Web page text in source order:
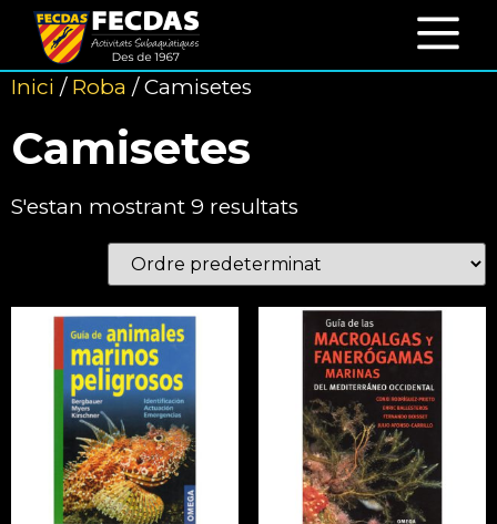
Inici / Roba / Camisetes
Camisetes
S'estan mostrant 9 resultats